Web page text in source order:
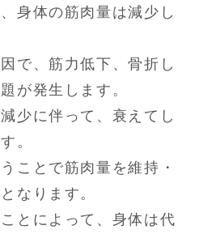
身体の筋肉量は減少し
で、筋力低下、骨折し
が発生します。
少に伴って、衰えてし
。
ことで筋肉量を維持・
なります。
とによって、身体は代